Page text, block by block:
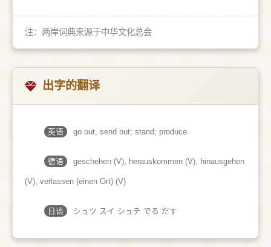
注：两岸词典来源于中华文化总会
出字的翻译
英语 go out, send out; stand; produce
德语 geschehen (V)​, herauskommen (V)​, hinausgehen
(V)​, verlassen (einen Ort)​ (V)
日语 シュツ スイ シュチ でる だす